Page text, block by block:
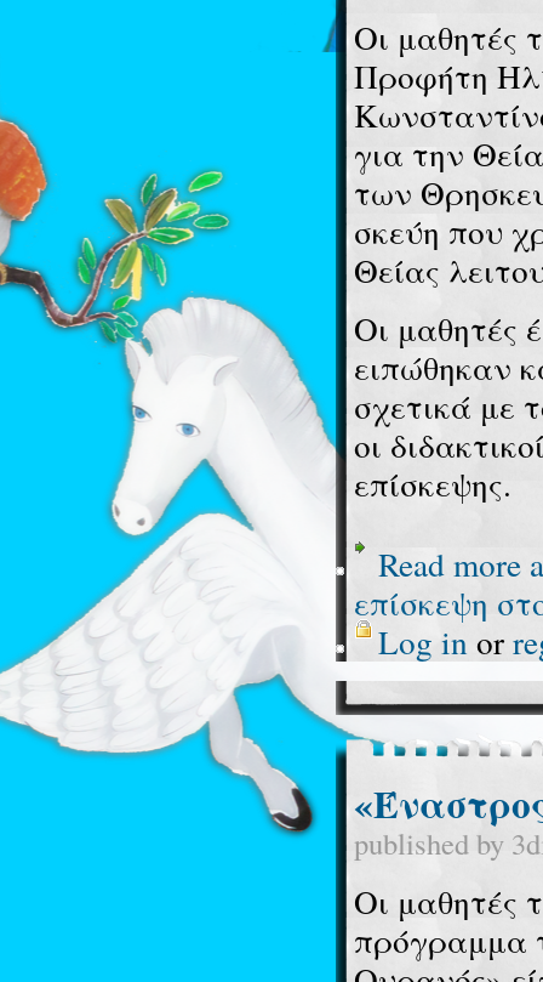
Οι μαθητές
Προφήτη
για την
των
σκεύη που
Θείας
Οι μαθητές
ειπώθηκαν
σχετικά με
οι
επίσκεψης.
Read more
επίσκεψη
Log in or
published by
Οι μαθητές
πρόγραμμα